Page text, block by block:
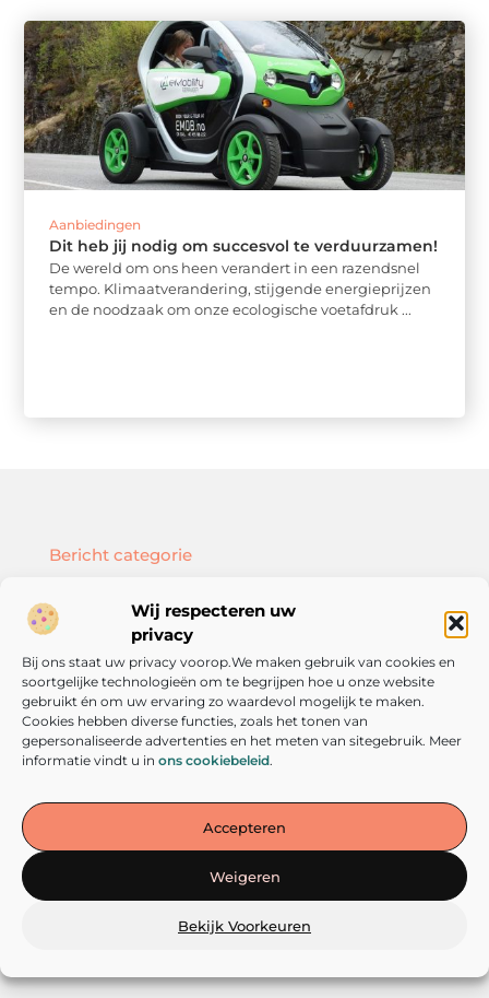
Wij respecteren uw
privacy
Bij ons staat uw privacy voorop.We maken gebruik van cookies en
soortgelijke technologieën om te begrijpen hoe u onze website
gebruikt én om uw ervaring zo waardevol mogelijk te maken.
Cookies hebben diverse functies, zoals het tonen van
gepersonaliseerde advertenties en het meten van sitegebruik. Meer
informatie vindt u in ons cookiebeleid.
Accepteren
Weigeren
Bekijk Voorkeuren
Aanbiedingen
Dit heb jij nodig om succesvol te verduurzamen!
De wereld om ons heen verandert in een razendsnel
tempo. Klimaatverandering, stijgende energieprijzen
en de noodzaak om onze ecologische voetafdruk ...
De plek voor inspiratie en persoonlijke groei
— Laat je meenemen door verhalen, inzichten en tips die
aanzetten tot denken én doen. Verken vandaag nog de wereld van
verandering op verandereniseenkeuze.nl!
Onze informatie
Bericht categorie